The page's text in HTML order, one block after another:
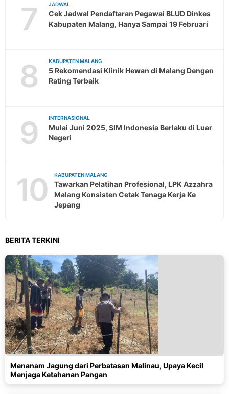
7 JADWAL
Cek Jadwal Pendaftaran Pegawai BLUD Dinkes
Kabupaten Malang, Hanya Sampai 19 Februari
8 KABUPATEN MALANG
5 Rekomendasi Klinik Hewan di Malang Dengan
Rating Terbaik
9 INTERNASIONAL
Mulai Juni 2025, SIM Indonesia Berlaku di Luar
Negeri
10 KABUPATEN MALANG
Tawarkan Pelatihan Profesional, LPK Azzahra
Malang Konsisten Cetak Tenaga Kerja Ke
Jepang
BERITA TERKINI
Menanam Jagung dari Perbatasan Malinau, Upaya Kecil
Menjaga Ketahanan Pangan